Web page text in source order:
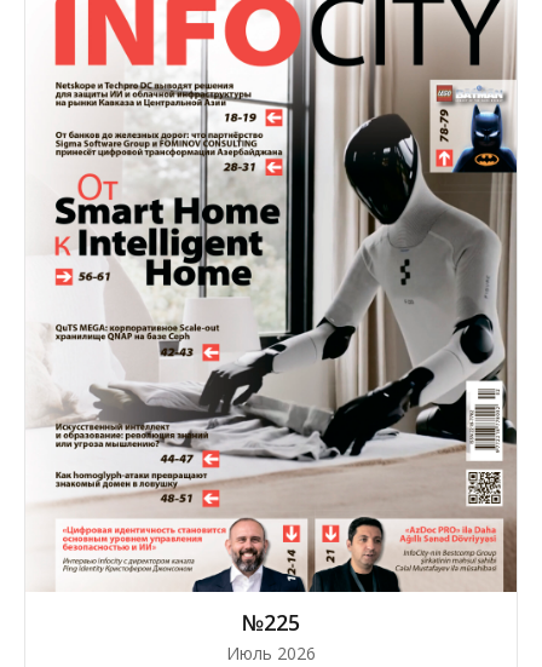
№225
Июль 2026